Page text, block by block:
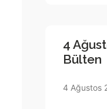
4
Bülten
4 Ağustos